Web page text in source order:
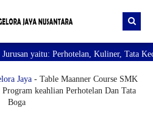
Kuliner, Tata Kecantikan,
Jaya - Table Maanner Course SMK
keahlian Perhotelan Dan Tata
Boga